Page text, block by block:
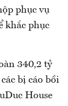
phục vụ
khắc phục
340,2 tỷ
bị cáo bồi
House